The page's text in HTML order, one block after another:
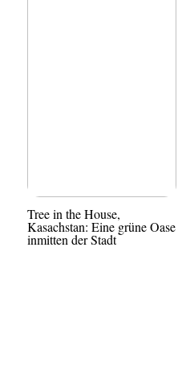
Tree in the House,
Kasachstan: Eine grüne Oase
inmitten der Stadt